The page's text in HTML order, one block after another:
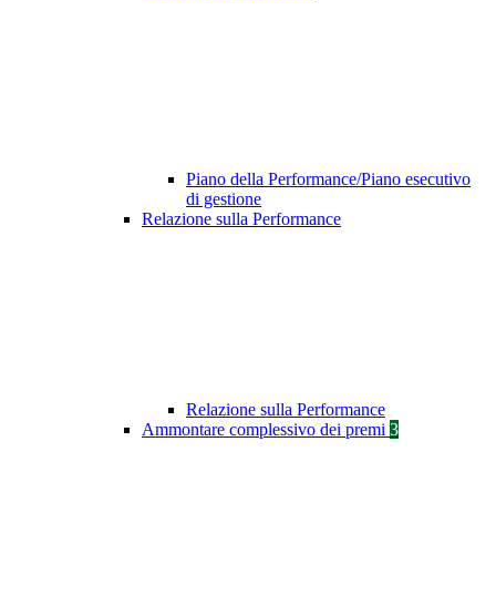
Piano della Performance/Piano esecutivo
di gestione
Relazione sulla Performance
Relazione sulla Performance
Ammontare complessivo dei premi 3